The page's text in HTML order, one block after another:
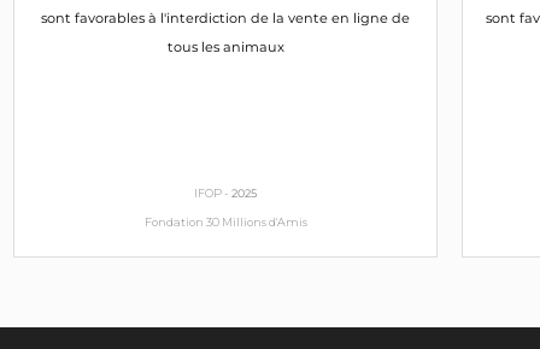
Jean-Claude Guibal
Jean-Pierre Giran
LR
INTERPELLEZ-LE
Gilbert Collard
sont favorables à l'interdiction de la vente en ligne de
tous les animaux
IFOP -2025
Fondation 30 Millions d'Amis
sont